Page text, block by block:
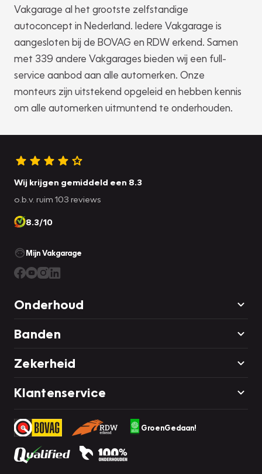
Vakgarage al het grootste zelfstandige
autoconcept in Nederland. Iedere Vakgarage is
aangesloten bij de BOVAG en RDW erkend. Samen
met 339 andere Vakgarages bieden wij een full-
service aanbod aan alle automerken. Onze
monteurs zijn uitstekend opgeleid en hebben kennis
om alle automerken uitmuntend te onderhouden.
Wij krijgen gemiddeld een 8.3
o.b.v. ruim 103 reviews
8.3/10
Mijn Vakgarage
Onderhoud
Banden
Zekerheid
Klantenservice
GroenGedaan!